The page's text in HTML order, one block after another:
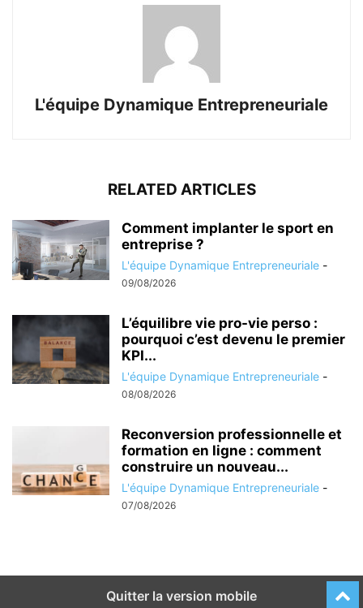
L'équipe Dynamique Entrepreneuriale
RELATED ARTICLES
Comment implanter le sport en
entreprise ?
L'équipe Dynamique Entrepreneuriale -
09/08/2026
L’équilibre vie pro-vie perso :
pourquoi c’est devenu le premier
KPI...
L'équipe Dynamique Entrepreneuriale -
08/08/2026
Reconversion professionnelle et
formation en ligne : comment
construire un nouveau...
L'équipe Dynamique Entrepreneuriale -
07/08/2026
Quitter la version mobile